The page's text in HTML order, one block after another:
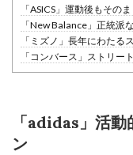
「ASICS」運動後もその
「New Balance」正統派
「ミズノ」長年にわたる
「コンバース」ストリー
「adidas」活
ン